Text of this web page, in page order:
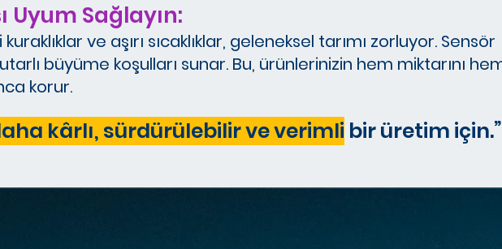
Uyum Sağlayın:
ve aşırı sıcaklıklar, geleneksel tarımı zorluyor. Sensör
büyüme koşulları sunar. Bu, ürünlerinizin hem miktarını
korur.
kârlı, sürdürülebilir ve verimli bir üretim için.”